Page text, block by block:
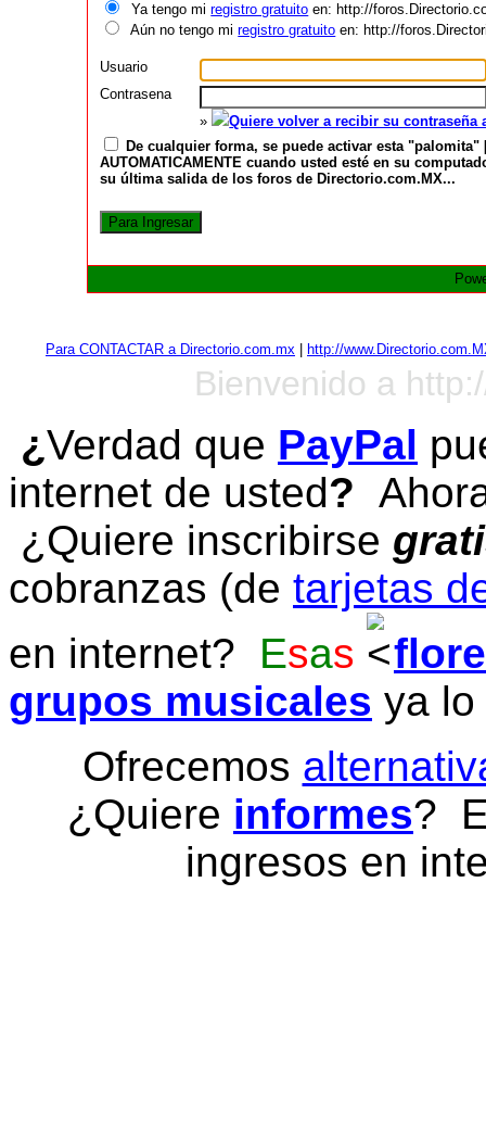
Ya tengo miregistro gratuito en: http://
Aún no tengo miregistro gratuito en: http://
Usuario
Contrasena
»
Quiere volver a recibir su
De cualquier forma, se puede activar esta
AUTOMATICAMENTE cuando usted esté en su
su última salida de los foros de Directorio.com.MX...
Para CONTACTAR a Directorio.com.mx http://
Bienvenido a
¿Verdad que PayPal
internet de usted?
¿Quiere inscribirse
cobranzas (de tarjetas
en internet? Esas
grupos musicales ya
Ofrecemos
¿Quiere informes?
ingresos en